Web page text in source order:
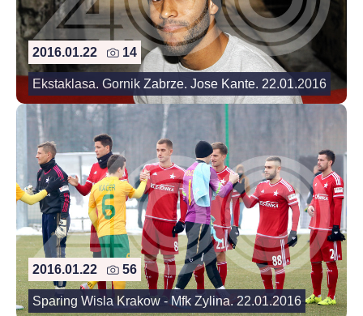
2016.01.22 14
Ekstaklasa. Gornik Zabrze. Jose Kante. 22.01.2016
2016.01.22 56
Sparing Wisla Krakow - Mfk Zylina. 22.01.2016